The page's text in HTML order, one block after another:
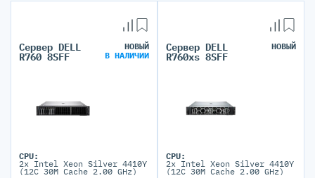
Сервер DELL
R760 8SFF
НОВЫЙ
В НАЛИЧИИ
CPU:
2x Intel Xeon Silver 4410Y
(12C 30M Cache 2.00 GHz)
Сервер DELL
R760xs 8SFF
НОВЫЙ
CPU:
2x Intel Xeon Silver 4410Y
(12C 30M Cache 2.00 GHz)